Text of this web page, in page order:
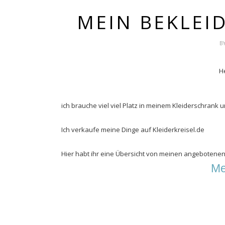
MEIN
ich brauche viel viel Platz in meinem
Ich verkaufe meine Dinge auf Kleiderkreisel.de
Hier habt ihr eine Übersicht von meinen